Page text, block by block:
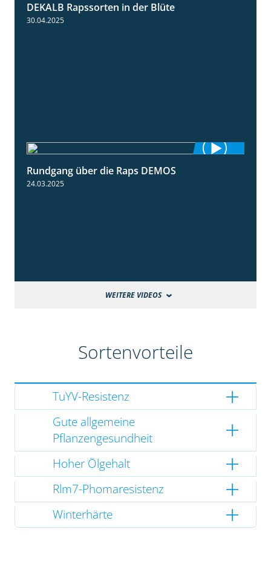
DEKALB Rapssorten in der Blüte
30.04.2025
Rundgang über die Raps DEMOS
24.03.2025
WEITERE VIDEOS
Sortenvorteile
TuYV-Resistenz
Gute allgemeine
Pflanzengesundheit
Hoher Ölgehalt
Rlm7-Phomaresistenz
Winterhärte